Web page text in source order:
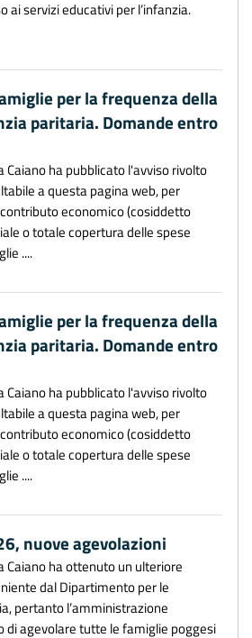
ai servizi educativi per l’infanzia.
per la frequenza della
paritaria. Domande entro
Caiano ha pubblicato l'avviso rivolto
a questa pagina web, per
economico (cosiddetto
o totale copertura delle spese
....
per la frequenza della
paritaria. Domande entro
Caiano ha pubblicato l'avviso rivolto
a questa pagina web, per
economico (cosiddetto
o totale copertura delle spese
....
nuove agevolazioni
Caiano ha ottenuto un ulteriore
dal Dipartimento per le
pertanto l’amministrazione
di agevolare tutte le famiglie poggesi